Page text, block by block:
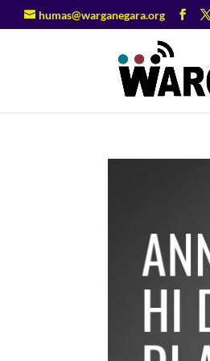
humas@warganegara.org